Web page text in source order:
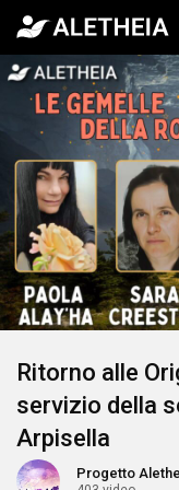
Ritorno alle
servizio della
Arpisella
Progetto